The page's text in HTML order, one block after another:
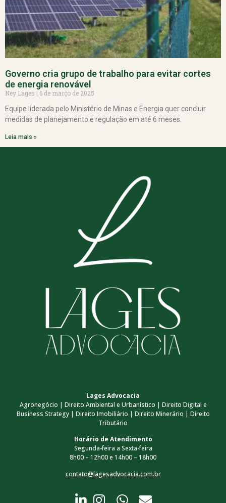
Governo cria grupo de trabalho para evitar cortes
de energia renovável
Ney Lages
6 de março de 2025
Equipe liderada pelo Ministério de Minas e Energia quer concluir
medidas de planejamento e regulação em até 6 meses.
Leia mais »
Lages Advocacia
Agronegócio | Direito Ambiental e Urbanístico | Direito Digital e
Business Strategy | Direito Imobiliário | Direito Minerário | Direito
Tributário
Horário de Atendimento
Segunda-feira a Sexta-feira
8h00 – 12h00 e 14h00 – 18h00
contato@lagesadvocacia.com.br